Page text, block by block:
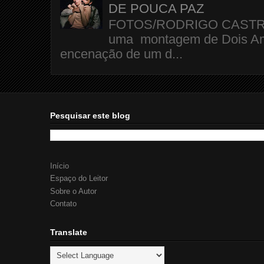
DE POUCA PAZ
FOTOS/RODRIGO
uma montagem de Dois
encenação de um d...
Pesquisar este blog
Início
Espaço do Leitor
Sobre o Autor
Contato
Translate